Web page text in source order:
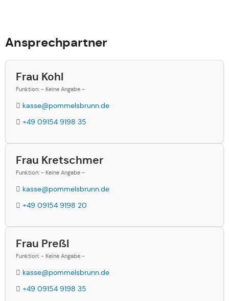
Ansprechpartner
Frau Kohl
Funktion: - Keine Angabe -
kasse@pommelsbrunn.de
+49 09154 9198 35
Frau Kretschmer
Funktion: - Keine Angabe -
kasse@pommelsbrunn.de
+49 09154 9198 20
Frau Preßl
Funktion: - Keine Angabe -
kasse@pommelsbrunn.de
+49 09154 9198 35